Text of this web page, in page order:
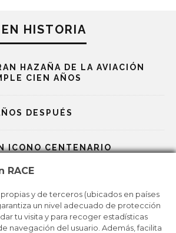
RACE
y de terceros (ubicados en países
un nivel adecuado de protección
tu visita y para recoger estadísticas
navegación del usuario. Además, facilita
HISTORIA
HAZAÑA DE LA AVIACIÓN
CIEN AÑOS
DESPUÉS
ICONO CENTENARIO
MÁS PRESTIGIOSOS
80 AÑOS EN UNA ÉPOCA